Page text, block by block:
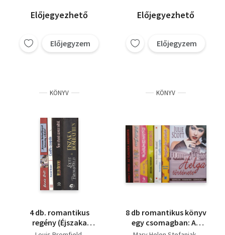
Előjegyezhető
Előjegyzem
Előjegyezhető
Előjegyzem
KÖNYV
4 db. romantikus
regény (Éjszaka
Bombayben + Nem
KÖNYV
8 db romantikus könyv
egy csomagban: Az
éjszaka asszonya -